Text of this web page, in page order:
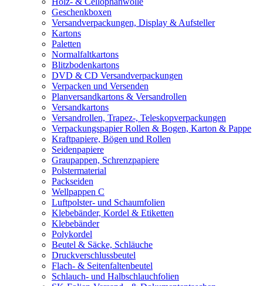
Geschenkboxen
Versandverpackungen, Display & Aufsteller
Kartons
Paletten
Normalfaltkartons
Blitzbodenkartons
DVD & CD Versandverpackungen
Verpacken und Versenden
Planversandkartons & Versandrollen
Versandkartons
Versandrollen, Trapez-, Teleskopverpackungen
Verpackungspapier Rollen & Bogen, Karton & Pappe
Kraftpapiere, Bögen und Rollen
Seidenpapiere
Graupappen, Schrenzpapiere
Polstermaterial
Packseiden
Wellpappen C
Luftpolster- und Schaumfolien
Klebebänder, Kordel & Etiketten
Klebebänder
Polykordel
Beutel & Säcke, Schläuche
Druckverschlussbeutel
Flach- & Seitenfaltenbeutel
Schlauch- und Halbschlauchfolien